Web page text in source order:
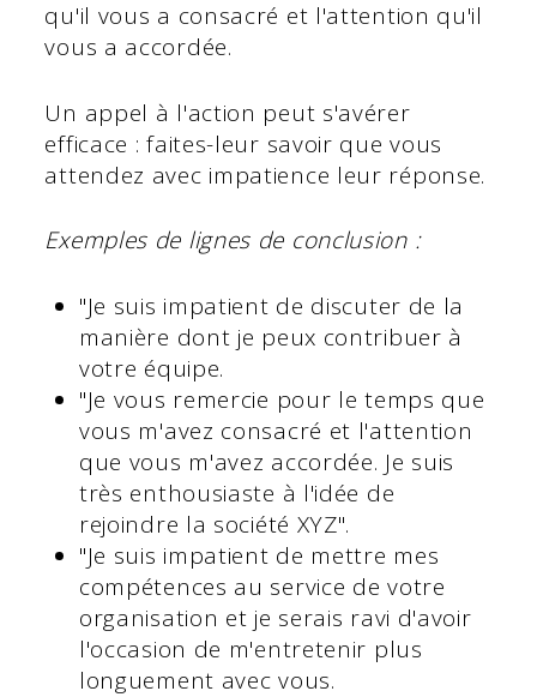
qu'il vous a consacré et l'attention qu'il
vous a accordée.
Un appel à l'action peut s'avérer
efficace : faites-leur savoir que vous
attendez avec impatience leur réponse.
Exemples de lignes de conclusion :
"Je suis impatient de discuter de la
manière dont je peux contribuer à
votre équipe.
"Je vous remercie pour le temps que
vous m'avez consacré et l'attention
que vous m'avez accordée. Je suis
très enthousiaste à l'idée de
rejoindre la société XYZ".
"Je suis impatient de mettre mes
compétences au service de votre
organisation et je serais ravi d'avoir
l'occasion de m'entretenir plus
longuement avec vous.